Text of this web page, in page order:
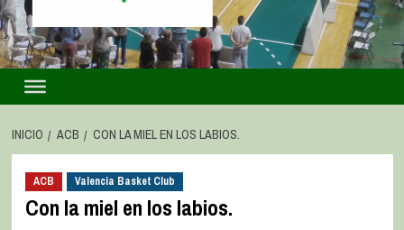
INICIO ACB CON LA MIEL EN LOS LABIOS.
ACB Valencia Basket Club
Con la miel en los labios.